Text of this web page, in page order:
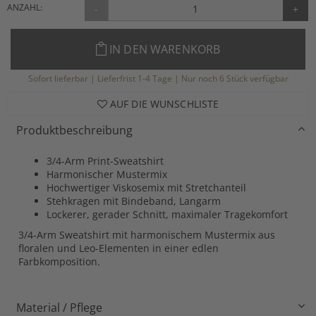
ANZAHL: - +
IN DEN WARENKORB
Sofort lieferbar | Lieferfrist 1-4 Tage | Nur noch 6 Stück verfügbar
AUF DIE WUNSCHLISTE
Produktbeschreibung
3/4-Arm Print-Sweatshirt
Harmonischer Mustermix
Hochwertiger Viskosemix mit Stretchanteil
Stehkragen mit Bindeband, Langarm
Lockerer, gerader Schnitt, maximaler Tragekomfort
3/4-Arm Sweatshirt mit harmonischem Mustermix aus
floralen und Leo-Elementen in einer edlen
Farbkomposition.
Material / Pflege